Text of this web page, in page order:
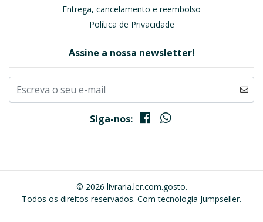
Entrega, cancelamento e reembolso
Política de Privacidade
Assine a nossa newsletter!
Siga-nos:
© 2026 livraria.ler.com.gosto.
Todos os direitos reservados. Com tecnologia Jumpseller.